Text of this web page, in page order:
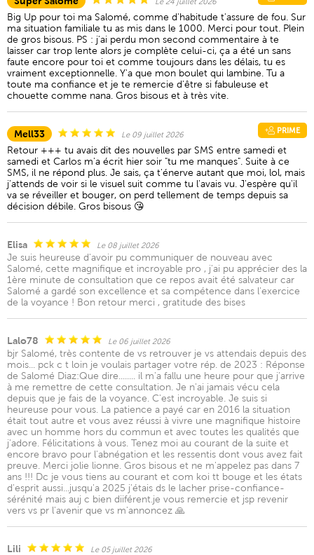
Big Up pour toi ma Salomé, comme d'habitude t'assure de fou. Sur
ma situation familiale tu as mis dans le 1000. Merci pour tout. Plein
de gros bisous. PS : j'ai perdu mon second commentaire à te
laisser car trop lente alors je complète celui-ci, ça a été un sans
faute encore pour toi et comme toujours dans les délais, tu es
vraiment exceptionnelle. Y'a que mon boulet qui lambine. Tu a
toute ma confiance et je te remercie d'être si fabuleuse et
chouette comme nana. Gros bisous et à très vite.
Mell33 Le 09 juillet 2026 PRIME
Retour +++ tu avais dit des nouvelles par SMS entre samedi et
samedi et Carlos m'a écrit hier soir "tu me manques". Suite à ce
SMS, il ne répond plus. Je sais, ça t'énerve autant que moi, lol, mais
j'attends de voir si le visuel suit comme tu l'avais vu. J'espère qu'il
va se réveiller et bouger, on perd tellement de temps depuis sa
décision débile. Gros bisous 😘
Elisa Le 08 juillet 2026
Je suis heureuse d'avoir pu communiquer de nouveau avec
Salomé, cette magnifique et incroyable pro , j'ai pu apprécier des la
1ère minute de consultation que ce repos avait été salvateur car
Salomé a gardé son excellence et sa compétence dans l'exercice
de la voyance ! Bon retour merci , gratitude des bises
Lalo78 Le 06 juillet 2026
bjr Salomé, très contente de vs retrouver je vs attendais depuis des
mois... pck c t loin je voulais partager votre rép. de 2023 : Réponse
de Salomé Diaz:Que dire........ il m'a fallu une heure pour que j'arrive
à me remettre de cette consultation. Je n'ai jamais vécu cela
depuis que je fais de la voyance. C'est incroyable. Je suis si
heureuse pour vous. La patience a payé car en 2016 la situation
était tout autre et vous avez réussi à vivre une magnifique histoire
avec un homme hors du commun et avec toutes les qualités que
j'adore. Félicitations à vous. Tenez moi au courant de la suite et
encore bravo pour l'abnégation et les ressentis dont vous avez fait
preuve. Merci jolie lionne. Gros bisous et ne m'appelez pas dans 7
ans !!! Dc je vous tiens au courant et com koi tt bouge et les états
d'esprit aussi...jusqu'a 2025 j'étais ds le lacher prise-confiance-
sérénité mais auj c bien diiférent.je vous remercie et jsp revenir
vers vs pr l'avenir que vs m'annoncez 🙏
Lili Le 05 juillet 2026